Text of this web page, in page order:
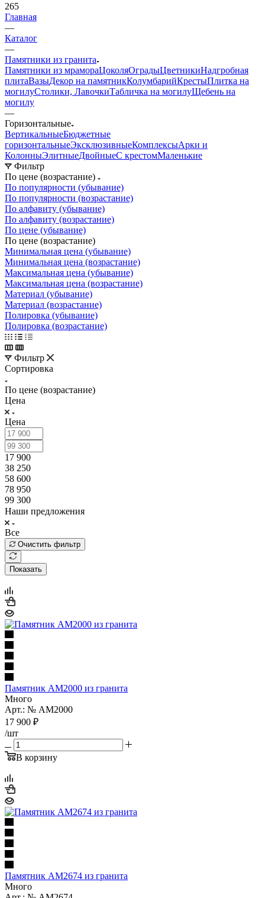
265
Главная
—
Каталог
—
Памятники из гранита
Памятники из мрамораЦоколяОградыЦветникиНадгробная
плитаВазыДекор на памятникКолумбарийКрестыПлитка на
могилуСтолики, ЛавочкиТабличка на могилуЩебень на
могилу
—
Горизонтальные
ВертикальныеБюджетные
горизонтальныеЭксклюзивныеКомплексыАрки и
КолонныЭлитныеДвойныеС крестомМаленькие
Фильтр
По цене (возрастание)
По популярности (убывание)
По популярности (возрастание)
По алфавиту (убывание)
По алфавиту (возрастание)
По цене (убывание)
По цене (возрастание)
Минимальная цена (убывание)
Минимальная цена (возрастание)
Максимальная цена (убывание)
Максимальная цена (возрастание)
Материал (убывание)
Материал (возрастание)
Полировка (убывание)
Полировка (возрастание)
Фильтр
Сортировка
По цене (возрастание)
Цена
Цена
17 900
38 250
58 600
78 950
99 300
Наши предложения
Все
Очистить фильтр
Показать
Памятник AM2000 из гранита
Много
Арт.: № AM2000
17 900 ₽
/шт
В корзину
Памятник AM2674 из гранита
Много